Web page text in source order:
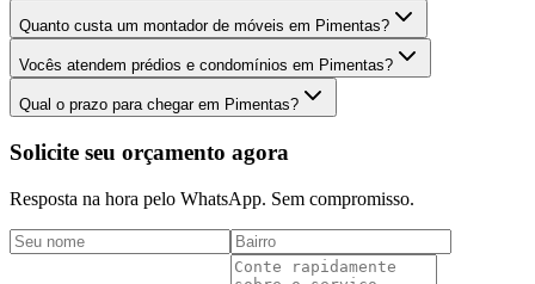
Quanto custa um montador de móveis em Pimentas?
Vocês atendem prédios e condomínios em Pimentas?
Qual o prazo para chegar em Pimentas?
Solicite seu orçamento agora
Resposta na hora pelo WhatsApp. Sem compromisso.